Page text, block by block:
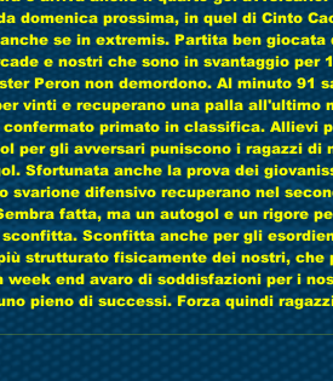
domenica prossima, in quel di Cinto
se in extremis. Partita ben giocata
e nostri che sono in svantaggio per
Peron non demordono. Al minuto 91
vinti e recuperano una palla all'ultimo
primato in classifica. Allievi
per gli avversari puniscono i ragazzi di
Sfortunata anche la prova dei
svarione difensivo recuperano nel
fatta, ma un autogol e un rigore
Sconfitta anche per gli
strutturato fisicamente dei nostri, che
week end avaro di soddisfazioni per i
pieno di successi. Forza quindi